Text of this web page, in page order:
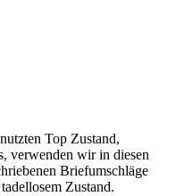
Top Zustand,
verwenden wir in diesen
Briefumschläge
Zustand.